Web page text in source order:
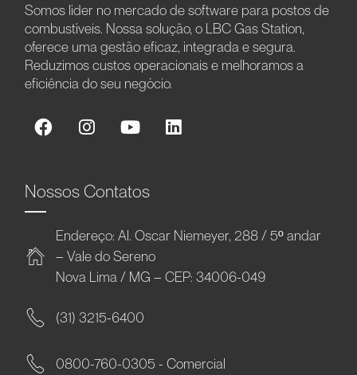
Somos líder no mercado de software para postos de
combustíveis. Nossa solução, o LBC Gas Station,
oferece uma gestão eficaz, integrada e segura.
Reduzimos custos operacionais e melhoramos a
eficiência do seu negócio.
Nossos Contatos
Endereço: Al. Oscar Niemeyer, 288 / 5º andar
– Vale do Sereno
Nova Lima / MG – CEP: 34006-049
(31) 3215-6400
0800-760-0305 - Comercial